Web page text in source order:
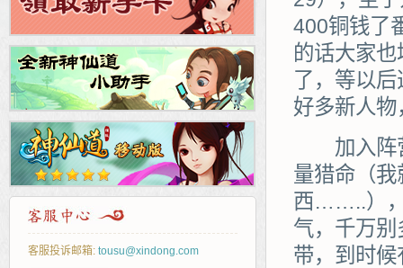
客服投诉邮箱: tousu@xindong.com
400铜钱了
的话大家
了，等以
好多新人
加入阵营
量猎命（
西……..），
气，千万
带，到时